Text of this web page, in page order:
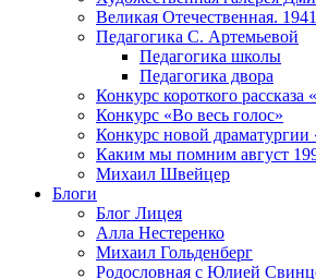
Великая Отечественная.
Педагогика С. Артемьевой
Педагогика школы
Педагогика двора
Конкурс короткого рассказа
Конкурс «Во весь голос»
Конкурс новой драматургии
Каким мы помним август
Михаил Швейцер
Блоги
Блог Лицея
Алла Нестеренко
Михаил Гольденберг
Родословная с Юлией